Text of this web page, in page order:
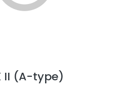
II (A-type)